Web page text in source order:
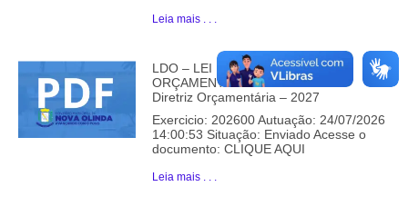
Leia mais . . .
LDO – LEI DE DIRETRIZ
ORÇAMENTÁRIA – LDO – Lei De
Diretriz Orçamentária – 2027
Exercicio: 202600 Autuação: 24/07/2026
14:00:53 Situação: Enviado Acesse o
documento: CLIQUE AQUI
Leia mais . . .